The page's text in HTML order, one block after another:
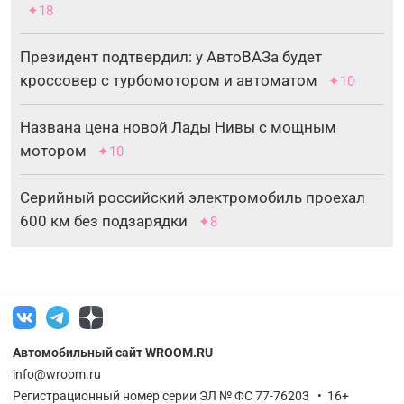
✦18
Президент подтвердил: у АвтоВАЗа будет
кроссовер с турбомотором и автоматом
✦10
Названа цена новой Лады Нивы с мощным
мотором
✦10
Серийный российский электромобиль проехал
600 км без подзарядки
✦8
Автомобильный сайт WROOM.RU
info@wroom.ru
Регистрационный номер серии ЭЛ № ФС 77-76203 • 16+